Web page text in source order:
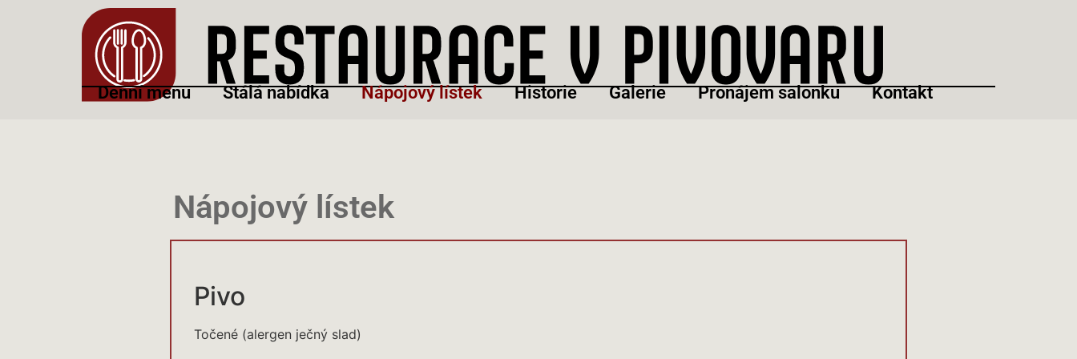
Denní menu Stálá nabídka Nápojový lístek Historie Galerie Pronájem salonku Kontakt
Nápojový lístek
Pivo
Točené (alergen ječný slad)